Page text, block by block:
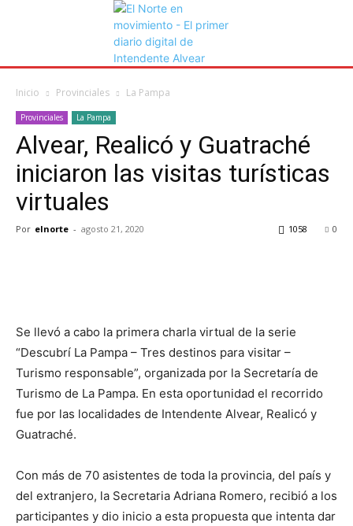
Inicio Provinciales La Pampa
Provinciales La Pampa
Alvear, Realicó y Guatraché
iniciaron las visitas turísticas
virtuales
Por elnorte - agosto 21, 2020 0
1058
Se llevó a cabo la primera charla virtual de la serie
“Descubrí La Pampa – Tres destinos para visitar –
Turismo responsable”, organizada por la Secretaría de
Turismo de La Pampa. En esta oportunidad el recorrido
fue por las localidades de Intendente Alvear, Realicó y
Guatraché.
Con más de 70 asistentes de toda la provincia, del país y
del extranjero, la Secretaria Adriana Romero, recibió a los
participantes y dio inicio a esta propuesta que intenta dar